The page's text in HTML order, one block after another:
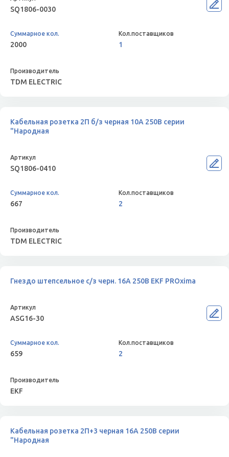
SQ1806-0030
2000 1
TDM ELECTRIC
Кабельная розетка 2П б/з черная 10А 250B серии
"Народная
SQ1806-0410
667 2
TDM ELECTRIC
Гнездо штепсельное с/з черн. 16А 250В EKF PROxima
ASG16-30
659 2
EKF
Кабельная розетка 2П+3 черная 16А 250B серии
"Народная